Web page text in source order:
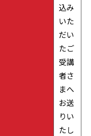
込み
いた
だい
たご
受講
者さ
まへ
お送
りい
たし